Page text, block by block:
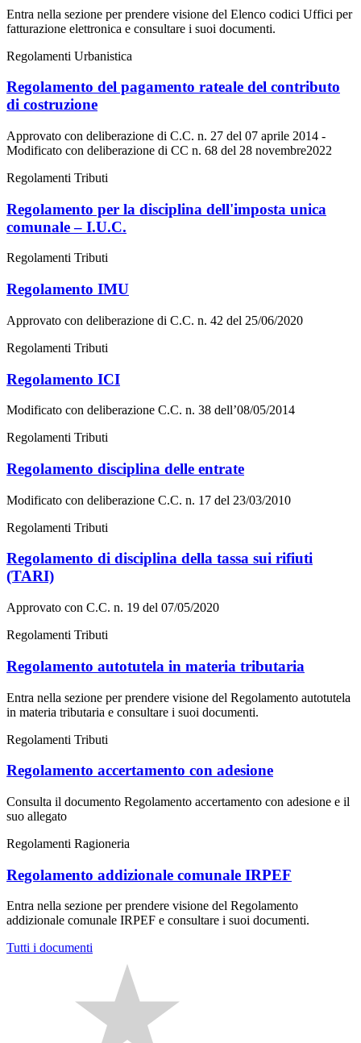
Entra nella sezione per prendere visione del Elenco codici Uffici per
fatturazione elettronica e consultare i suoi documenti.
Regolamenti Urbanistica
Regolamento del pagamento rateale del contributo
di costruzione
Approvato con deliberazione di C.C. n. 27 del 07 aprile 2014 -
Modificato con deliberazione di CC n. 68 del 28 novembre2022
Regolamenti Tributi
Regolamento per la disciplina dell'imposta unica
comunale – I.U.C.
Regolamenti Tributi
Regolamento IMU
Approvato con deliberazione di C.C. n. 42 del 25/06/2020
Regolamenti Tributi
Regolamento ICI
Modificato con deliberazione C.C. n. 38 dell’08/05/2014
Regolamenti Tributi
Regolamento disciplina delle entrate
Modificato con deliberazione C.C. n. 17 del 23/03/2010
Regolamenti Tributi
Regolamento di disciplina della tassa sui rifiuti
(TARI)
Approvato con C.C. n. 19 del 07/05/2020
Regolamenti Tributi
Regolamento autotutela in materia tributaria
Entra nella sezione per prendere visione del Regolamento autotutela
in materia tributaria e consultare i suoi documenti.
Regolamenti Tributi
Regolamento accertamento con adesione
Consulta il documento Regolamento accertamento con adesione e il
suo allegato
Regolamenti Ragioneria
Regolamento addizionale comunale IRPEF
Entra nella sezione per prendere visione del Regolamento
addizionale comunale IRPEF e consultare i suoi documenti.
Tutti i documenti